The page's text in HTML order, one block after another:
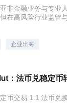
非金融业务与专业
在高风险行业监管
企业出海
：法币兑稳定币
币交易 1:1 法币兑